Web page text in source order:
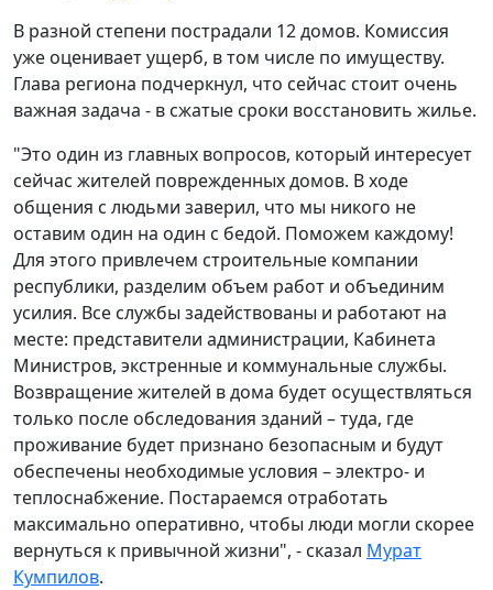
В разной степени пострадали 12 домов. Комиссия
уже оценивает ущерб, в том числе по имуществу.
Глава региона подчеркнул, что сейчас стоит очень
важная задача - в сжатые сроки восстановить жилье.
"Это один из главных вопросов, который интересует
сейчас жителей поврежденных домов. В ходе
общения с людьми заверил, что мы никого не
оставим один на один с бедой. Поможем каждому!
Для этого привлечем строительные компании
республики, разделим объем работ и объединим
усилия. Все службы задействованы и работают на
месте: представители администрации, Кабинета
Министров, экстренные и коммунальные службы.
Возвращение жителей в дома будет осуществляться
только после обследования зданий – туда, где
проживание будет признано безопасным и будут
обеспечены необходимые условия – электро- и
теплоснабжение. Постараемся отработать
максимально оперативно, чтобы люди могли скорее
вернуться к привычной жизни", - сказал Мурат
Кумпилов.